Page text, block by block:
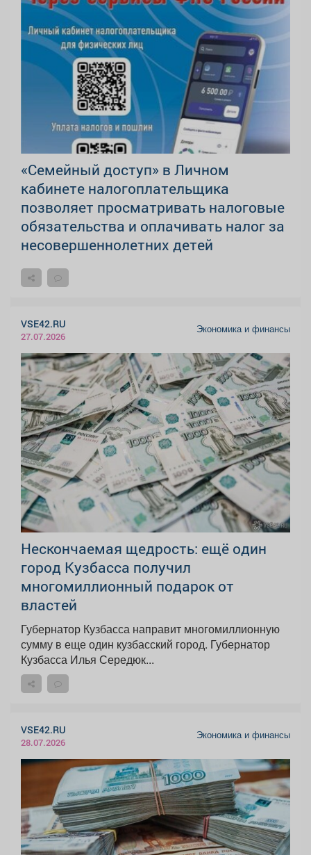
«Семейный доступ» в Личном
кабинете налогоплательщика
позволяет просматривать налоговые
обязательства и оплачивать налог за
несовершеннолетних детей
VSE42.RU
27.07.2026
Экономика и финансы
Нескончаемая щедрость: ещё один
город Кузбасса получил
многомиллионный подарок от
властей
Губернатор Кузбасса направит многомиллионную
сумму в еще один кузбасский город. Губернатор
Кузбасса Илья Середюк...
VSE42.RU
28.07.2026
Экономика и финансы